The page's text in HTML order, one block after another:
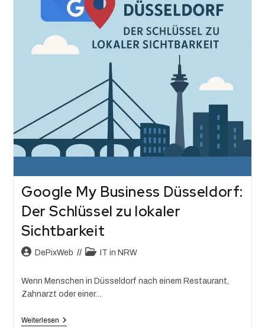
Google My Business Düsseldorf:
Der Schlüssel zu lokaler
Sichtbarkeit
DePixWeb IT in NRW
Wenn Menschen in Düsseldorf nach einem Restaurant,
Zahnarzt oder einer…
Weiterlesen